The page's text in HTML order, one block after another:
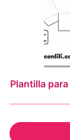
Plantilla